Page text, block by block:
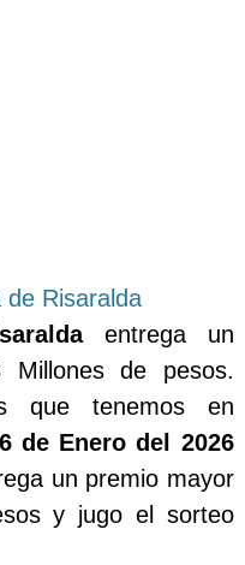
de Risaralda
entrega un
Millones de pesos.
que tenemos en
de Enero del 2026
un premio mayor
y jugo el sorteo